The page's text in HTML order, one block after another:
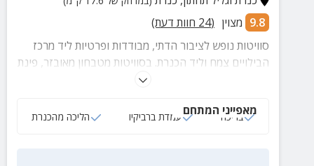
9.8 מצוין (
24 חוות דעת)
סוויטות נופש לציבור הדתי, מבודדות ופרטיות ליד מרכז
הבילויים צמח וליד הכנרת. בסוויטות מטבחון מאובזר, פינת
טלויזיה וחצר עם עמדת ברביקיו.
מאפייני המתחם
בריכה עמדת ברביקיו הליכה מהכנרת